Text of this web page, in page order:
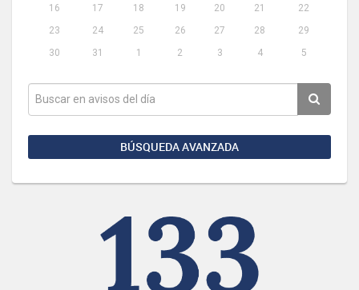
16
17 18 19 20 21
22
23
24 25 26 27 28
29
30
31 1 2 3 4 5
BÚSQUEDA AVANZADA